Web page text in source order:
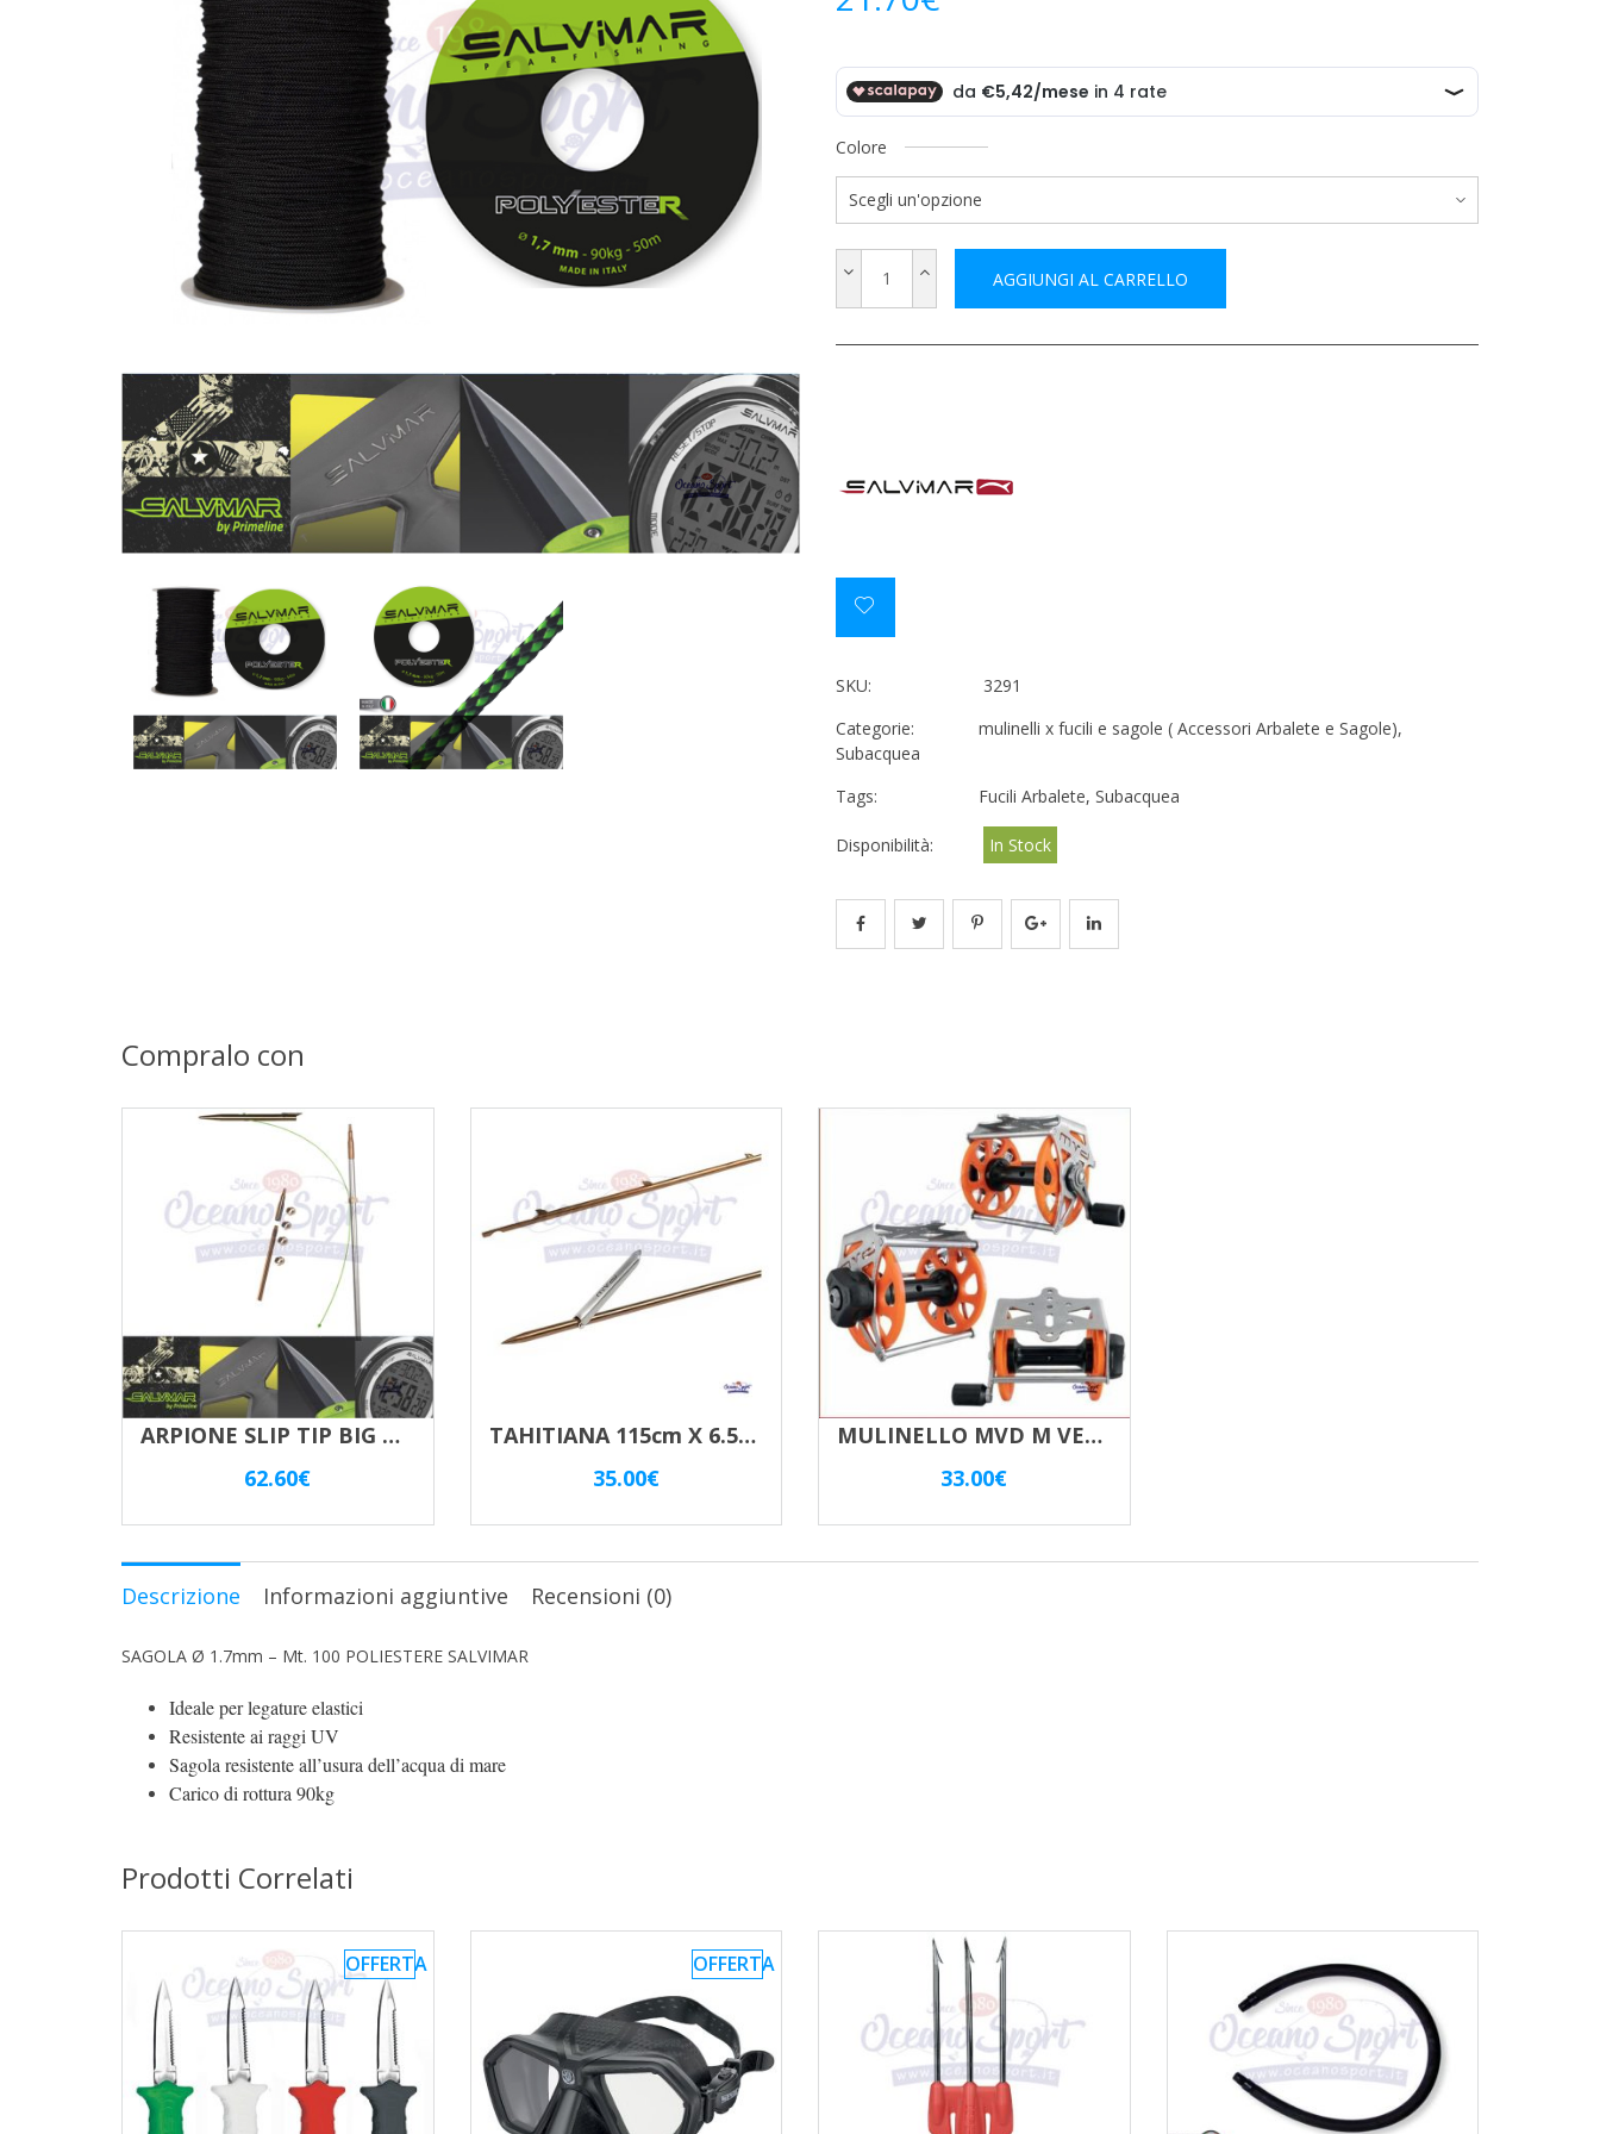
Colore
AGGIUNGI AL CARRELLO
SKU:
3291
Categorie:
mulinelli x fucili e sagole ( Accessori Arbalete e Sagole),
Subacquea
Tags:
Fucili Arbalete, Subacquea
Disponibilità: In Stock
Compralo con
ARPIONE SLIP TIP BIG BLUE 7 Mm START KIT COMPLETO M 7X1
62.60€
TAHITIANA 115cm X 6.5mm SHARK FIN FLOP/UP
35.00€
MULINELLO MVD M VERTICALE SOFT – ARANCIO
33.00€
Descrizione Informazioni aggiuntive Recensioni (0)
SAGOLA Ø 1.7mm – Mt. 100 POLIESTERE SALVIMAR
Ideale per legature elastici
Resistente ai raggi UV
Sagola resistente all’usura dell’acqua di mare
Carico di rottura 90kg
Prodotti Correlati
OFFERTA OFFERTA